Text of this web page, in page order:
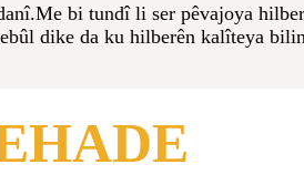
bi tundî li ser pêvajoya
dike da ku hilberên kalîteya